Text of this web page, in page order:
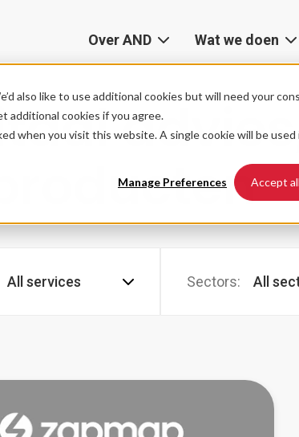
also like to use additional cookies but will need your
additional cookies if you agree.
when you visit this website. A single cookie will be
Manage Preferences Accept
Over AND
AND
Digital
AND
Locaties
Wat we doen
&
Data
&
producten
All services Sectors: All